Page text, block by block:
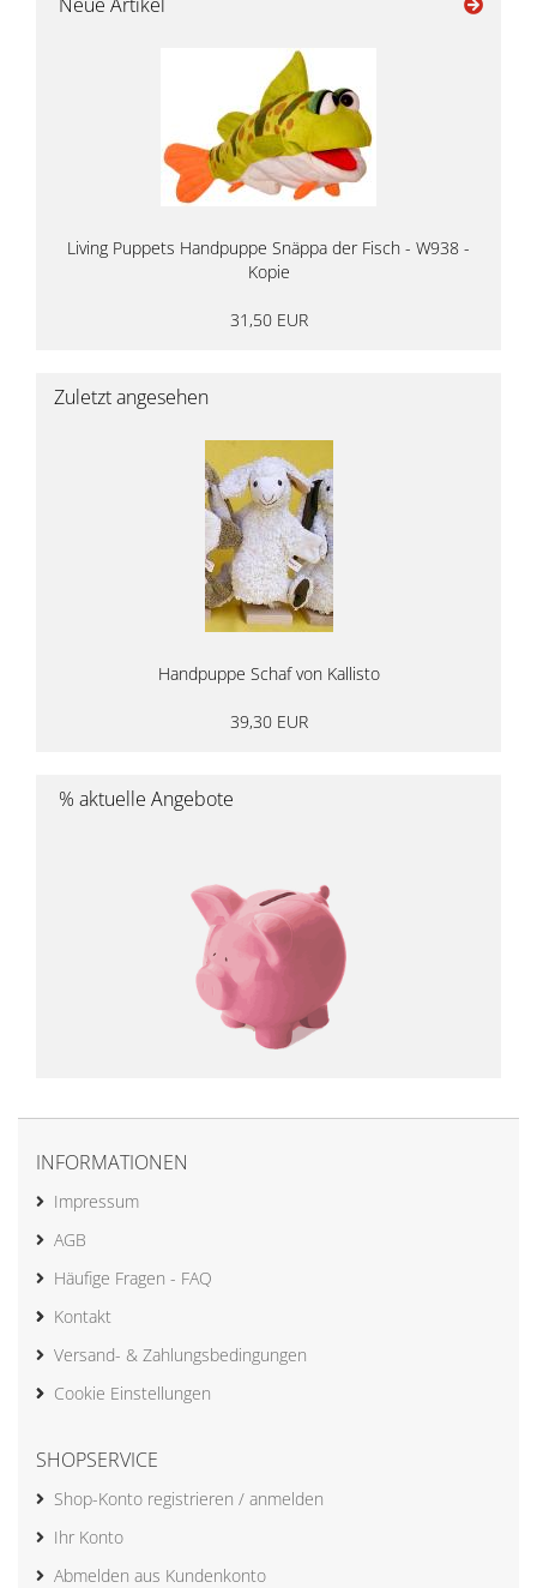
Living Puppets Handpuppe Snäppa der Fisch - W938 -
Kopie
31,50 EUR
Zuletzt angesehen
Handpuppe Schaf von Kallisto
39,30 EUR
% aktuelle Angebote
INFORMATIONEN
Impressum
AGB
Häufige Fragen - FAQ
Kontakt
Versand- & Zahlungsbedingungen
Cookie Einstellungen
SHOPSERVICE
Shop-Konto registrieren / anmelden
Ihr Konto
Abmelden aus Kundenkonto